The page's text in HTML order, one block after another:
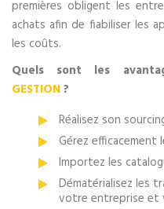
premières obligent les
achats afin de fiabiliser les
les coûts.
Quels sont les
GESTION?
Réalisez son
Gérez
Importez les
Dématérialisez les
votre entreprise et